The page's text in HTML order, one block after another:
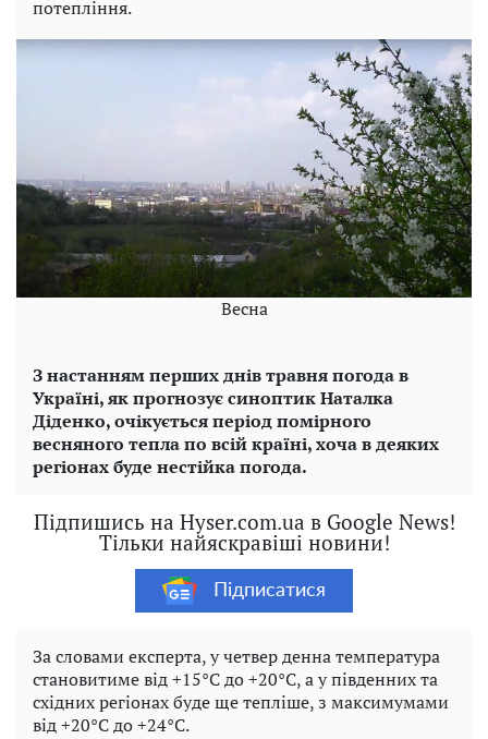
потепління.
Весна
З настанням перших днів травня погода в
Україні, як прогнозує синоптик Наталка
Діденко, очікується період помірного
весняного тепла по всій країні, хоча в деяких
регіонах буде нестійка погода.
Підпишись на Hyser.com.ua в Google News!
Тільки найяскравіші новини!
Підписатися
За словами експерта, у четвер денна температура
становитиме від +15°C до +20°C, а у південних та
східних регіонах буде ще тепліше, з максимумами
від +20°C до +24°C.